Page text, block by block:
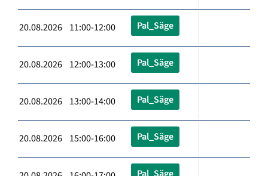
20.08.2026 11:00-12:00 Pal_Säge
20.08.2026 12:00-13:00 Pal_Säge
20.08.2026 13:00-14:00 Pal_Säge
20.08.2026 15:00-16:00 Pal_Säge